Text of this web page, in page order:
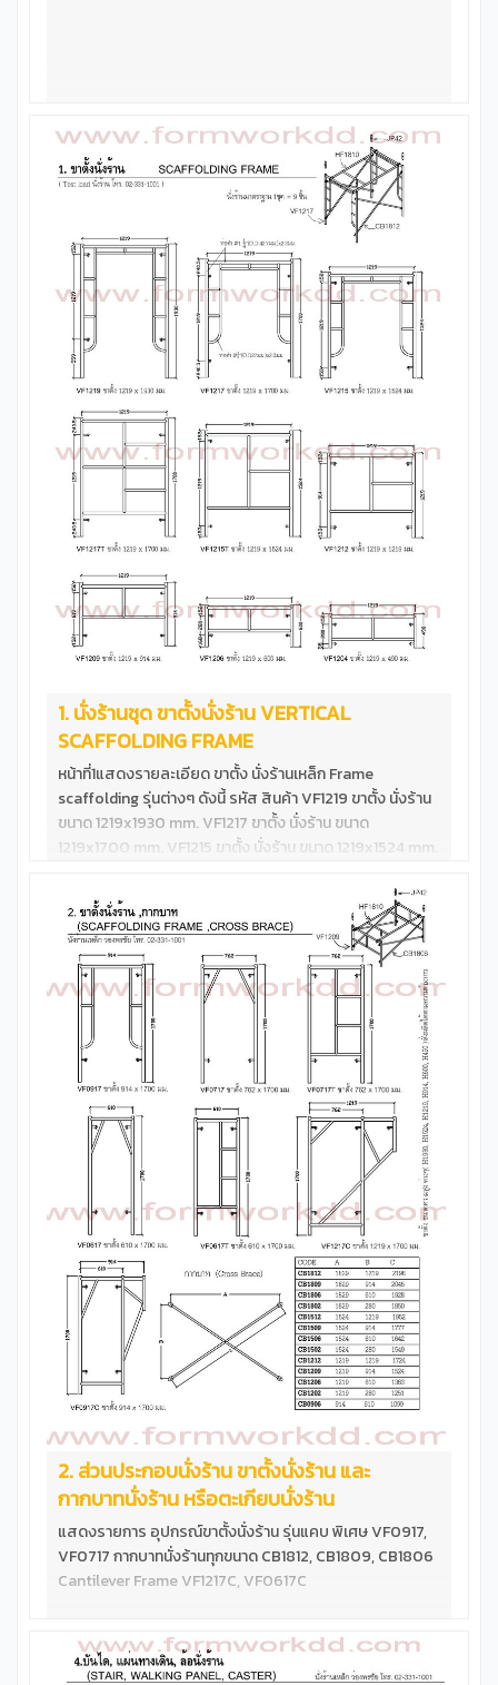
1. นั่งร้านชุด ขาตั้งนั่งร้าน VERTICAL
SCAFFOLDING FRAME
หน้าที่1แสดงรายละเอียด ขาตั้ง นั่งร้านเหล็ก Frame
scaffolding รุ่นต่างๆ ดังนี้ รหัส สินค้า VF1219 ขาตั้ง นั่งร้าน
ขนาด 1219x1930 mm. VF1217 ขาตั้ง นั่งร้าน ขนาด
1219x1700 mm. VF1215 ขาตั้ง นั่งร้าน ขนาด 1219x1524 mm.
VF1215T ขาตั้ง นั่งร้าน ขนาด 1219x1524 mm.**รับน้ำหนักสูง
VF1212T ขาตั้ง นั่งร้าน ขนาด 1219x1219 mm.**รับน้ำหนักสูง
VF1209 ขาตั้ง นั่งร้าน ขนาด 1219x 914 mm.**รับน้ำหนักสูง
VF1206 ขาตั้ง นั่งร้าน ขนาด 1219x 600 mm.**รับน้ำหนักสูง
VF1204 ขาตั้ง นั่งร้าน ขนาด 1219x 490 mm.**รับน้ำหนักสูง
นั่งร้านชุด ตัวอย่างนั่งร้านมาตราฐานสูง1700mm &nbsp;
1ชุด ประกอบด้วยอุปกรณ์ดังนี้ VF1217 ขาตั้ง นั่งร้าน ขนาด
1219x1700 mm.จำนวน 2ขา CB1812 กากบาทนั่งร้าน ขนาด
1829x1219 mm.จำนวน 2กา HF1810 ฝาครอบนั่งร้าน ขนาด
1829x1050 mm.จำนวน 1ฝา JP42 ข้อต่อนั่งร้าน ขนาด
Dia35x225 mm. จำนวน4ชิ้น &nbsp; **ข้อต่ออย่างหนารับน้ำ
หนัก &nbsp; &nbsp; &nbsp; ทดลองวางน้ำหนัก7200Kg บน
นั่งร้านรุ่น VF1215T &nbsp; ทดลองวางน้ำหนัก6250Kg บน
นั่งร้านรุ่น VF1209T &nbsp; &nbsp; ทดลองวางน้ำ
หนัก6250Kg บนนั่งร้านรุ่น VF1217 ข้อสำคํญ นั่งร้านเหล็กเป็น
อุปกรณ์ใช้ทำงานก่อสร้างที่ต้องอยู่ในความดูแลของวิศวะกรผู้
ควบคุมงาน การประกอบใช้งาน การวางนั่งร้านเพื่อรับน้ำน้ำ
หนักจำเป็นต้องคำนวนโดยวิศวกร &nbsp;
2. ส่วนประกอบนั่งร้าน ขาตั้งนั่งร้าน และ
กากบาทนั่งร้าน หรือตะเกียบนั่งร้าน
แสดงรายการ อุปกรณ์ขาตั้งนั่งร้าน รุ่นแคบ พิเศษ VF0917,
VF0717 กากบาทนั่งร้านทุกขนาด CB1812, CB1809, CB1806
Cantilever Frame VF1217C, VF0617C